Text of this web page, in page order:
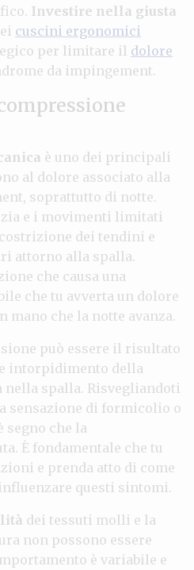
Investire nella giusta
cuscini ergonomici
per limitare il dolore
da impingement.
è uno dei principali
al dolore associato alla
soprattutto di notte.
e i movimenti limitati
dei tendini e
attorno alla spalla.
che causa una
che tu avverta un dolore
mano che la notte avanza.
può essere il risultato
intorpidimento della
spalla. Risvegliandoti
sensazione di formicolio o
che la
È fondamentale che tu
e prenda atto di come
questi sintomi.
dei tessuti molli e la
non possono essere
è variabile e